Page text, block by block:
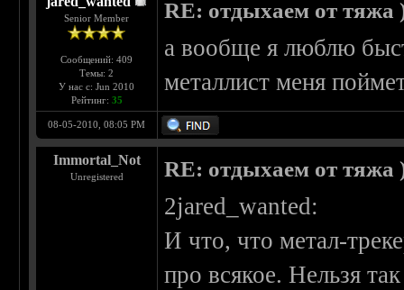
Senior Member
Сообщений: 409
Темы: 2
У нас с: Jun 2010
Рейтинг: 35
RE: отдыхаем от тяжа
а вообще я люблю
металлист меня
08-05-2010, 08:05 PM
Immortal_Not
Unregistered RE: отдыхаем от тяжа
2jared_wanted:
И что, что метал-
про всякое. Нельзя